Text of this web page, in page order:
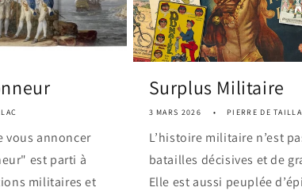
vous annoncer
est parti à
militaires et
Surplus Militaire
3 MARS 2026 PIERRE DE
L’histoire militaire n’est
batailles décisives et de
Elle est aussi peuplée